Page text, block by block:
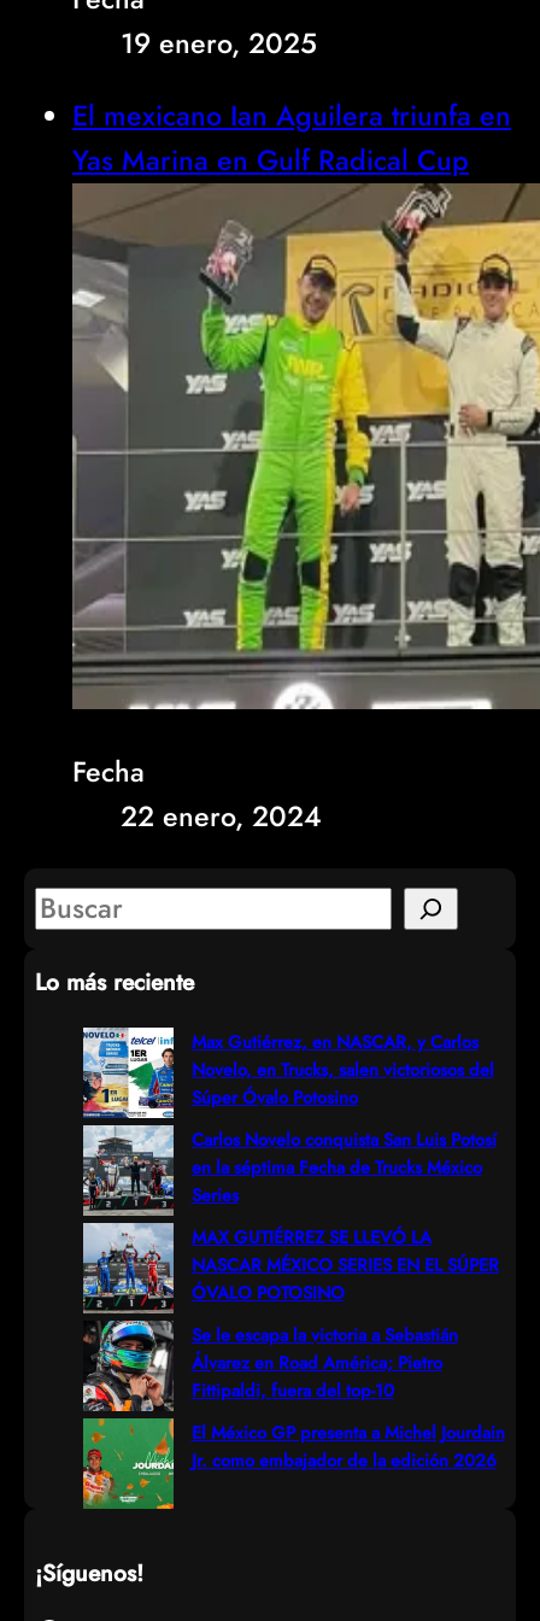
19 enero, 2025
El mexicano Ian Aguilera triunfa en
Yas Marina en Gulf Radical Cup
Fecha
22 enero, 2024
S
a
Lo más reciente
Max Gutiérrez, en NASCAR, y Carlos
Novelo, en Trucks, salen victoriosos del
Súper Óvalo Potosino
Carlos Novelo conquista San Luis Potosí
en la séptima Fecha de Trucks México
Series
MAX GUTIÉRREZ SE LLEVÓ LA
NASCAR MÉXICO SERIES EN EL SÚPER
ÓVALO POTOSINO
Se le escapa la victoria a Sebastián
Álvarez en Road América; Pietro
Fittipaldi, fuera del top-10
El México GP presenta a Michel Jourdain
Jr. como embajador de la edición 2026
¡Síguenos!